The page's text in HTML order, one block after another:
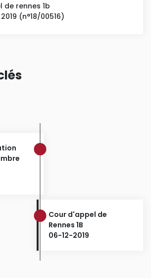
de rennes 1b
(n°18/00516)
Cour d'appel de
Rennes 1B
06-12-2019